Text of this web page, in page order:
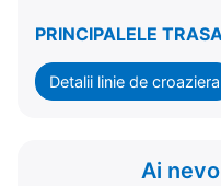
PRINCIPALELE
Detalii linie de croaziera
Ai